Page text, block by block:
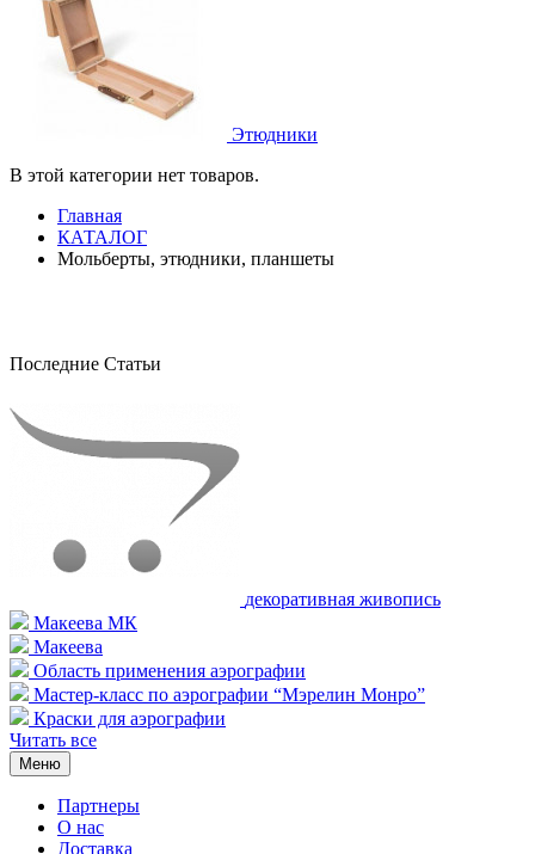
Этюдники
В этой категории нет товаров.
Главная
КАТАЛОГ
Мольберты, этюдники, планшеты
Последние Статьи
декоративная живопись
Макеева МК
Макеева
Область применения аэрографии
Мастер-класс по аэрографии “Мэрелин Монро”
Краски для аэрографии
Читать все
Меню
Партнеры
О нас
Доставка